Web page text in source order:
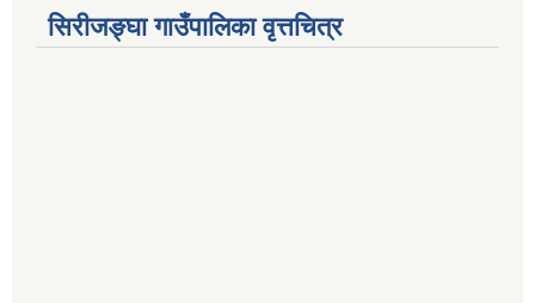
सिरीजङ्घा गाउँपालिका वृत्तचित्र